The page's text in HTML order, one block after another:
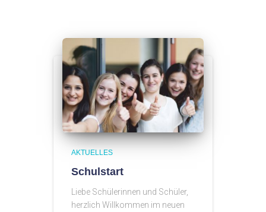
AKTUELLES
Schulstart
Liebe Schülerinnen und Schüler,
herzlich Willkommen im neuen